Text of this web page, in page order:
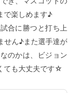
で楽しめます♪
合に勝つと打ち上
せん♪また選手達が
のかは、ビジョン
ても大丈夫です☆